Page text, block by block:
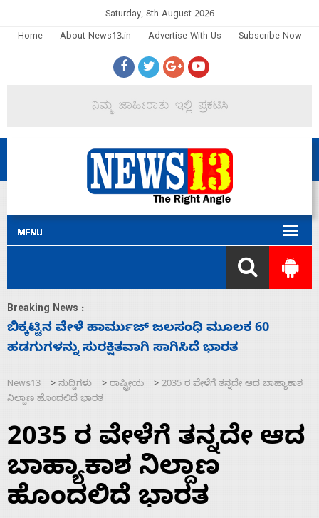
Saturday, 8th August 2026
Home
About News13.in Advertise With Us Subscribe Now
Breaking News :
ನಾಗೇಂದ್ರ ರಾಜೀನಾಮೆ ಕೊಡದಿದ್ದರೆ ಸದನ ನಡೆಸಲು
ಬಿಡೆವು: ಛಲವಾದಿ ನಾರಾಯಣಸ್ವಾಮಿ
News13 > ಸುದ್ದಿಗಳು > ರಾಷ್ಟ್ರೀಯ > 2035 ರ ವೇಳೆಗೆ ತನ್ನದೇ ಆದ ಬಾಹ್ಯಾಕಾಶ
ನಿಲ್ದಾಣ ಹೊಂದಲಿದೆ ಭಾರತ
2035 ರ ವೇಳೆಗೆ ತನ್ನದೇ ಆದ
ಬಾಹ್ಯಾಕಾಶ ನಿಲ್ದಾಣ
ಹೊಂದಲಿದೆ ಭಾರತ